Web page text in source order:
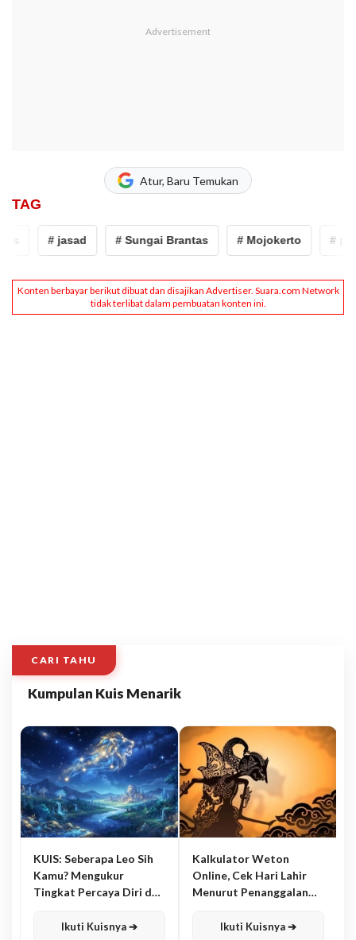
Atur, Baru Temukan
TAG
# jasad # Sungai Brantas # Mojokerto #
CARI TAHU
Kumpulan Kuis Menarik
KUIS: Seberapa Leo Sih
Kamu? Mengukur
Tingkat Percaya Diri dan
Ikuti Kuisnya ➔
Kalkulator Weton
Online, Cek Hari Lahir
Menurut Penanggalan
Ikuti Kuisnya ➔